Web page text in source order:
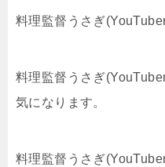
料理監督うさぎ
料理監督うさぎ
気になります。
料理監督うさぎ